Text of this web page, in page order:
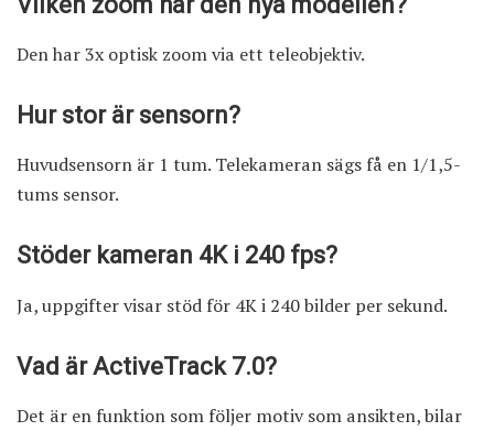
Den har 3x optisk zoom via ett teleobjektiv.
Hur stor är sensorn?
Huvudsensorn är 1 tum. Telekameran sägs få en 1/1,5-
tums sensor.
Stöder kameran 4K i 240 fps?
Ja, uppgifter visar stöd för 4K i 240 bilder per sekund.
Vad är ActiveTrack 7.0?
Det är en funktion som följer motiv som ansikten, bilar